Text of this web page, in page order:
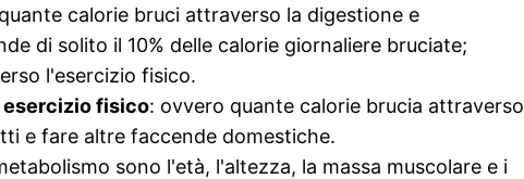
calorie bruci attraverso la digestione e
di solito il 10% delle calorie giornaliere bruciate;
l'esercizio fisico.
esercizio fisico: ovvero quante calorie brucia attraverso
e fare altre faccende domestiche.
sono l'età, l'altezza, la massa muscolare e i